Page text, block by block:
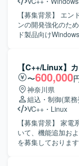
ることができます
わることで、上流
できます。 【開発環境】 組込Linux環境上でC++を用いた開
発を行います。認
【募集背景】 エ
ンの開発強化のための募集
ド製品向け
を担当していただきます。 【求める人物
踏まえて主体的に
ける方を求めております。 【ポジションの
からテストまで、
でき、デスクトッ
積むことができます。 【開発環境】 Windows環境で
よびC#を用いた
ます。WPFを用い
【C++/Linux】
〜600,000
神奈川県
組込・制御(業
VC++ ・ Linux
【募集背景】 家
いて、機能追加お
を募集しております。 【作業内容】 カメラ制御全